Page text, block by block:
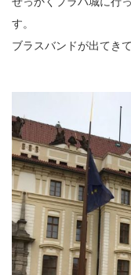
す。
ブラスバンドが出てき